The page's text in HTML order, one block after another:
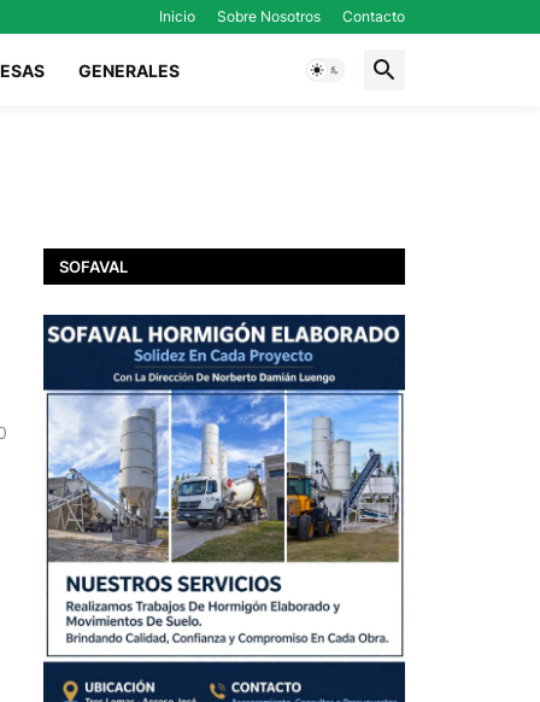
Inicio Sobre Nosotros Contacto
GENERALES
SOFAVAL